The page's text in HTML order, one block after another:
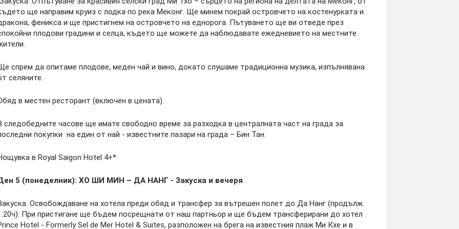
ще направим круиз с лодка по река Меконг. Ще минем покрай островчето на костенурката и
феникса и ще пристигнем на островчето на еднорога. Пътуването ще ви отведе през
плодови градини и селца, където ще можете да наблюдавате ежедневието на местните
спрем да опитаме плодове, меден чай и вино, докато слушаме традиционна музика, изпълнявана
селяните.
в местен ресторант (включен в цената).
следобедните часове ще имате свободно време за разходка в централната част на града за
покупки на един от най - известните пазари на града – Бин Тан.
в Royal Saigon Hotel 4+*
5 (понеделник): ХО ШИ МИН – ДА НАНГ - Закуска и вечеря
Освобождаване на хотела преди обяд и трансфер за вътрешен полет до Да Нанг (продълж.
При пристигане ще бъдем посрещнати от наш партньор и ще бъдем трансферирани до хотел
Hotel - Formerly Sel de Mer Hotel & Suites, разположен на брега на известния плаж Ми Кхе и в